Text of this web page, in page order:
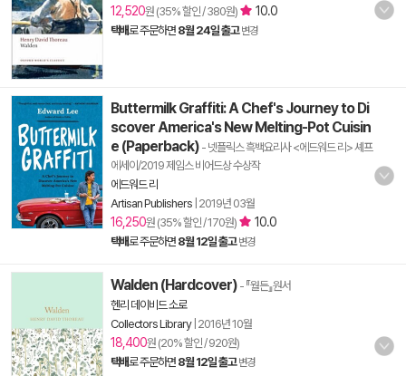
12,520원 (35% 할인 / 380원) 10.0
택배로 주문하면 8월 24일 출고 변경
Buttermilk Graffiti: A Chef's Journey to Di
scover America's New Melting-Pot Cuisin
e (Paperback) - 넷플릭스 흑백요리사 <에드워드 리> 셰프
에세이/2019 제임스 비어드상 수상작
에드워드 리
Artisan Publishers 2019년 03월
16,250원 (35% 할인 / 170원) 10.0
택배로 주문하면 8월 12일 출고 변경
Walden (Hardcover) - 『월든』원서
헨리 데이비드 소로
Collectors Library 2016년 10월
18,400원 (20% 할인 / 920원)
택배로 주문하면 8월 12일 출고 변경